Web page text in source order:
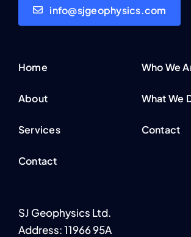
info@sjgeophysics.com
Home
About
Services
Contact
Who We
What We
Contact
SJ Geophysics Ltd.
Address: 11966 95A